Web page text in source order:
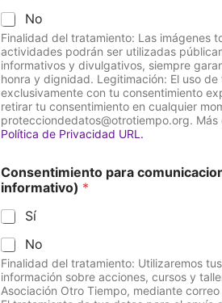
No
Finalidad del tratamiento: Las imágenes
actividades podrán ser utilizadas
informativos y divulgativos, siempre
honra y dignidad. Legitimación: El uso
exclusivamente con tu consentimiento explícito.
retirar tu consentimiento en cualquier
protecciondedatos@otrotiempo.org. Más
Política de Privacidad URL.
Consentimiento para
informativo) *
Sí
No
Finalidad del tratamiento: Utilizaremos
información sobre acciones, cursos y
Asociación Otro Tiempo, mediante